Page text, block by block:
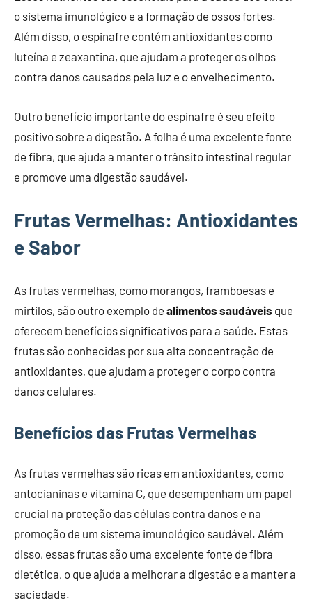
o sistema imunológico e a formação de ossos fortes.
Além disso, o espinafre contém antioxidantes como
luteína e zeaxantina, que ajudam a proteger os olhos
contra danos causados pela luz e o envelhecimento.
Outro benefício importante do espinafre é seu efeito
positivo sobre a digestão. A folha é uma excelente fonte
de fibra, que ajuda a manter o trânsito intestinal regular
e promove uma digestão saudável.
Frutas Vermelhas: Antioxidantes
e Sabor
As frutas vermelhas, como morangos, framboesas e
mirtilos, são outro exemplo de alimentos saudáveis que
oferecem benefícios significativos para a saúde. Estas
frutas são conhecidas por sua alta concentração de
antioxidantes, que ajudam a proteger o corpo contra
danos celulares.
Benefícios das Frutas Vermelhas
As frutas vermelhas são ricas em antioxidantes, como
antocianinas e vitamina C, que desempenham um papel
crucial na proteção das células contra danos e na
promoção de um sistema imunológico saudável. Além
disso, essas frutas são uma excelente fonte de fibra
dietética, o que ajuda a melhorar a digestão e a manter a
saciedade.